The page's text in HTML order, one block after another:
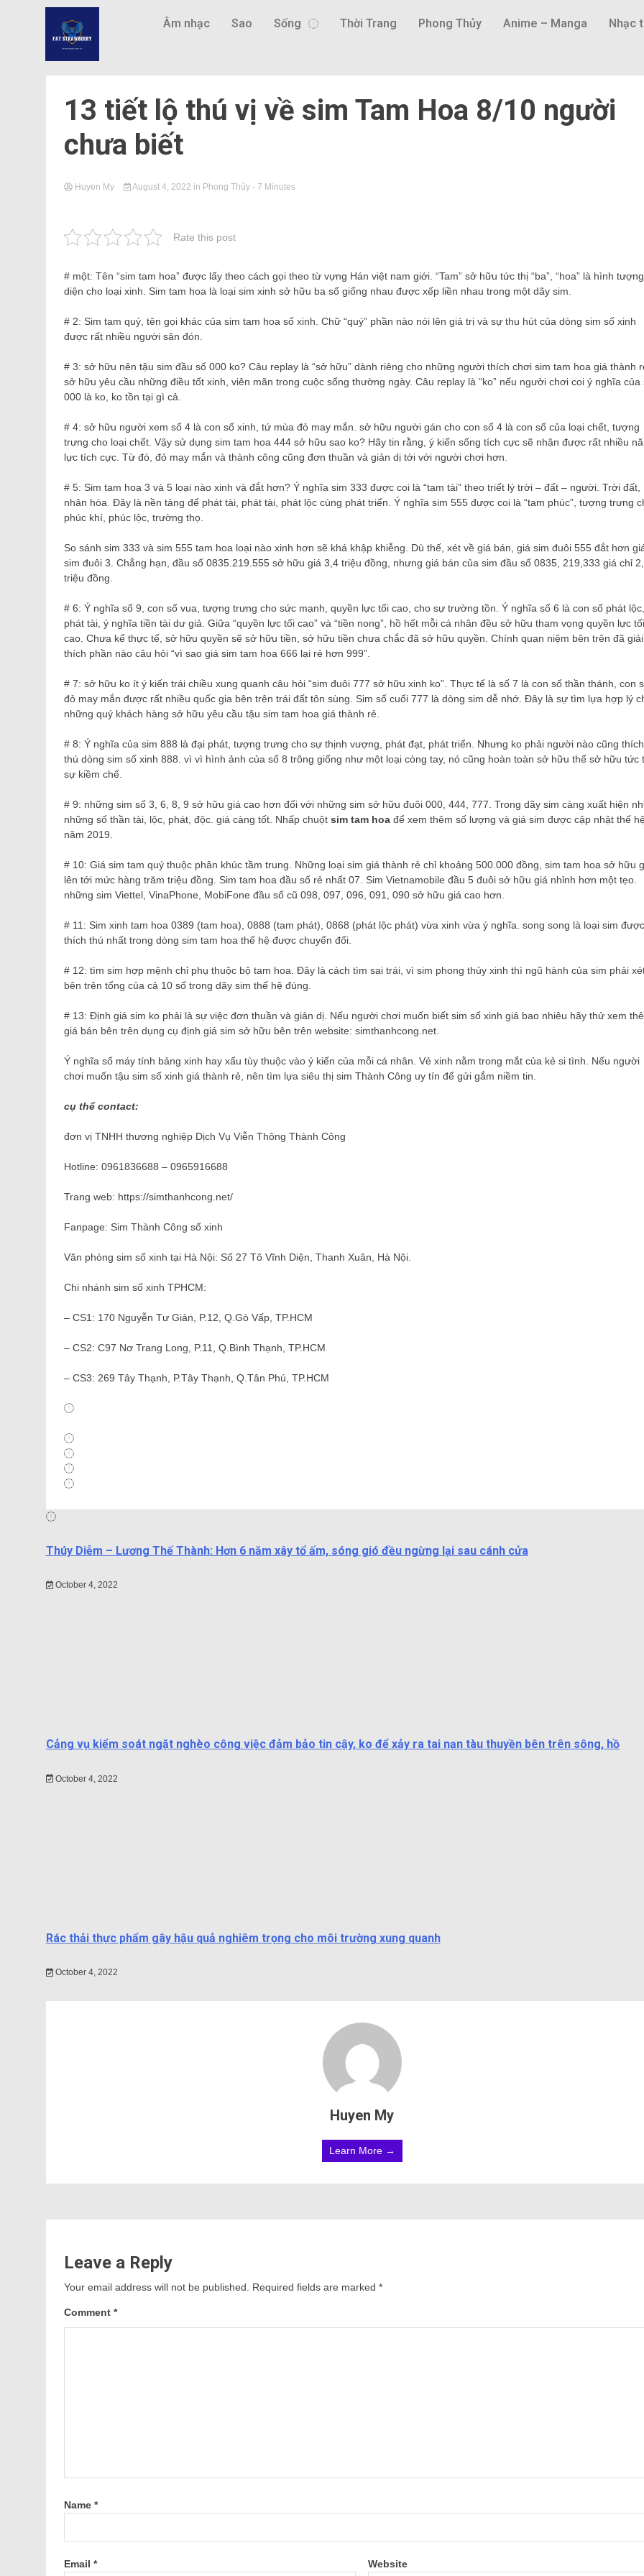
Âm nhạc Sao Sống Thời Trang Phong Thủy Anime – Manga Nhạc
13 tiết lộ thú vị về sim Tam Hoa 8/10 người
chưa biết
Huyen My August 4, 2022 in Phong Thủy - 7 Minutes
Rate this post
# một: Tên “sim tam hoa” được lấy theo cách gọi theo từ vựng Hán việt nam giới. “Tam” sở hữu tức thị “ba”, “hoa” là hình
diện cho loại xinh. Sim tam hoa là loại sim xinh sở hữu ba số giống nhau được xếp liền nhau trong một dãy sim.
# 2: Sim tam quý, tên gọi khác của sim tam hoa số xinh. Chữ “quý” phần nào nói lên giá trị và sự thu hút của dòng sim số xinh
được rất nhiều người săn đón.
# 3: sở hữu nên tậu sim đầu số 000 ko? Câu replay là “sở hữu” dành riêng cho những người thích chơi sim tam hoa giá thành
sở hữu yêu cầu những điều tốt xinh, viên mãn trong cuộc sống thường ngày. Câu replay là “ko” nếu người chơi coi ý nghĩa của
000 là ko, ko tồn tại gì cả.
# 4: sở hữu người xem số 4 là con số xinh, tứ mùa đỏ may mắn. sở hữu người gán cho con số 4 là con số của loại chết, tượng
trưng cho loại chết. Vậy sử dụng sim tam hoa 444 sở hữu sao ko? Hãy tin rằng, ý kiến sống tích cực sẽ nhận được rất nhiều
lực tích cực. Từ đó, đỏ may mắn và thành công cũng đơn thuần và giản dị tới với người chơi hơn.
# 5: Sim tam hoa 3 và 5 loại nào xinh và đắt hơn? Ý nghĩa sim 333 được coi là “tam tài” theo triết lý trời – đất – người. Trời đất,
nhân hòa. Đây là nền tảng để phát tài, phát tài, phát lộc cùng phát triển. Ý nghĩa sim 555 được coi là “tam phúc”, tượng trưng
phúc khí, phúc lộc, trường thọ.
So sánh sim 333 và sim 555 tam hoa loại nào xinh hơn sẽ khá khập khiễng. Dù thế, xét về giá bán, giá sim đuôi 555 đắt hơn
sim đuôi 3. Chẳng hạn, đầu số 0835.219.555 sở hữu giá 3,4 triệu đồng, nhưng giá bán của sim đầu số 0835, 219,333 giá chỉ
triệu đồng.
# 6: Ý nghĩa số 9, con số vua, tượng trưng cho sức mạnh, quyền lực tối cao, cho sự trường tồn. Ý nghĩa số 6 là con số phát lộc,
phát tài, ý nghĩa tiền tài dư giả. Giữa “quyền lực tối cao” và “tiền nong”, hồ hết mỗi cá nhân đều sở hữu tham vọng quyền lực tối
cao. Chưa kể thực tế, sở hữu quyền sẽ sở hữu tiền, sở hữu tiền chưa chắc đã sở hữu quyền. Chính quan niệm bên trên đã giải
thích phần nào câu hỏi “vì sao giá sim tam hoa 666 lại rẻ hơn 999”.
# 7: sở hữu ko ít ý kiến trái chiều xung quanh câu hỏi “sim đuôi 777 sở hữu xinh ko”. Thực tế là số 7 là con số thần thánh, con
đỏ may mắn được rất nhiều quốc gia bên trên trái đất tôn sùng. Sim số cuối 777 là dòng sim dễ nhớ. Đây là sự tìm lựa hợp lý
những quý khách hàng sở hữu yêu cầu tậu sim tam hoa giá thành rẻ.
# 8: Ý nghĩa của sim 888 là đại phát, tượng trưng cho sự thịnh vượng, phát đạt, phát triển. Nhưng ko phải người nào cũng thích
thú dòng sim số xinh 888. vì vì hình ảnh của số 8 trông giống như một loại còng tay, nó cũng hoàn toàn sở hữu thể sở hữu tức
sự kiềm chế.
# 9: những sim số 3, 6, 8, 9 sở hữu giá cao hơn đối với những sim sở hữu đuôi 000, 444, 777. Trong dãy sim càng xuất hiện
những số thần tài, lộc, phát, độc. giá càng tốt. Nhấp chuột sim tam hoađể xem thêm số lượng và giá sim được cập nhật thế
năm 2019.
# 10: Giá sim tam quý thuộc phân khúc tầm trung. Những loại sim giá thành rẻ chỉ khoảng 500.000 đồng, sim tam hoa sở hữu
lên tới mức hàng trăm triệu đồng. Sim tam hoa đầu số rẻ nhất 07. Sim Vietnamobile đầu 5 đuôi sở hữu giá nhỉnh hơn một tẹo.
những sim Viettel, VinaPhone, MobiFone đầu số cũ 098, 097, 096, 091, 090 sở hữu giá cao hơn.
# 11: Sim xinh tam hoa 0389 (tam hoa), 0888 (tam phát), 0868 (phát lộc phát) vừa xinh vừa ý nghĩa. song song là loại sim được
thích thú nhất trong dòng sim tam hoa thế hệ được chuyển đổi.
# 12: tìm sim hợp mệnh chỉ phụ thuộc bộ tam hoa. Đây là cách tìm sai trái, vì sim phong thủy xinh thì ngũ hành của sim phải
bên trên tổng của cả 10 số trong dãy sim thế hệ đúng.
# 13: Định giá sim ko phải là sự việc đơn thuần và giản dị. Nếu người chơi muốn biết sim số xinh giá bao nhiêu hãy thử xem
giá bán bên trên dụng cụ định giá sim sở hữu bên trên website: simthanhcong.net.
Ý nghĩa số máy tính bảng xinh hay xấu tùy thuộc vào ý kiến của mỗi cá nhân. Vẻ xinh nằm trong mắt của kẻ si tình. Nếu người
chơi muốn tậu sim số xinh giá thành rẻ, nên tìm lựa siêu thị sim Thành Công uy tín để gửi gắm niềm tin.
cụ thể contact:
đơn vị TNHH thương nghiệp Dịch Vụ Viễn Thông Thành Công
Hotline: 0961836688 – 0965916688
Trang web: https://simthanhcong.net/
Fanpage: Sim Thành Công số xinh
Văn phòng sim số xinh tại Hà Nội: Số 27 Tô Vĩnh Diện, Thanh Xuân, Hà Nội.
Chi nhánh sim số xinh TPHCM:
– CS1: 170 Nguyễn Tư Giản, P.12, Q.Gò Vấp, TP.HCM
– CS2: C97 Nơ Trang Long, P.11, Q.Bình Thạnh, TP.HCM
– CS3: 269 Tây Thạnh, P.Tây Thạnh, Q.Tân Phú, TP.HCM
Thúy Diễm – Lương Thế Thành: Hơn 6 năm xây tổ ấm, sóng gió đều ngừng lại sau cánh cửa
October 4, 2022
Cảng vụ kiểm soát ngặt nghèo công việc đảm bảo tin cậy, ko để xảy ra tai nạn tàu thuyền bên trên sông, hồ
October 4, 2022
Rác thải thực phẩm gây hậu quả nghiêm trọng cho môi trường xung quanh
October 4, 2022
Huyen My
Learn More →
Leave a Reply
Your email address will not be published. Required fields are marked *
Comment *
Name *
Email * Website